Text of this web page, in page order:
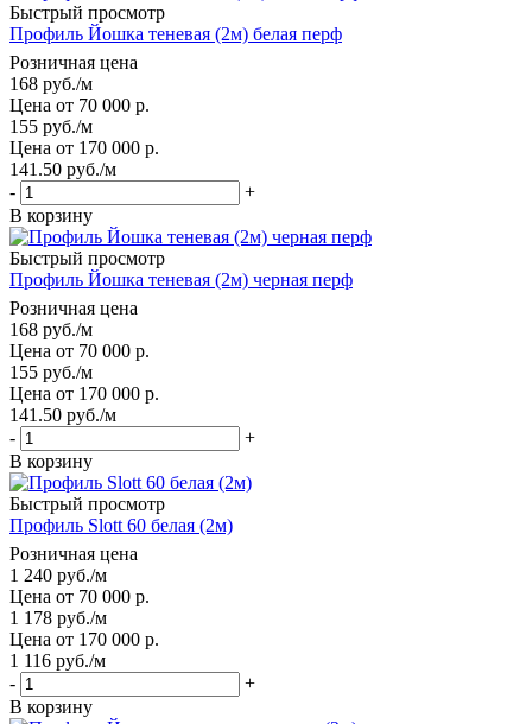
Быстрый просмотр
Профиль Йошка теневая (2м) белая перф
Розничная цена
168 руб./м
Цена от 70 000 р.
155 руб./м
Цена от 170 000 р.
141.50 руб./м
-
+
В корзину
Быстрый просмотр
Профиль Йошка теневая (2м) черная перф
Розничная цена
168 руб./м
Цена от 70 000 р.
155 руб./м
Цена от 170 000 р.
141.50 руб./м
-
+
В корзину
Быстрый просмотр
Профиль Slott 60 белая (2м)
Розничная цена
1 240 руб./м
Цена от 70 000 р.
1 178 руб./м
Цена от 170 000 р.
1 116 руб./м
-
+
В корзину